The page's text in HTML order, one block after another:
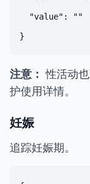
  "value": ""
注意： 性活动
护使用详情。
妊娠
追踪妊娠期。